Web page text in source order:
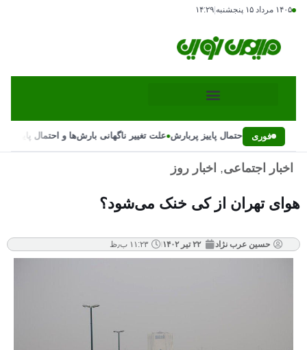
۱۴۰۵ مرداد ۱۵ پنجشنبه ۱۴:۲۹
فوری
بارش‌ها و احتمال پاییز پربارش•علت تغییر ناگهانی بارش‌ها و احتمال پاییز
اخبار اجتماعی, اخبار روز
هوای تهران از کی خنک می‌شود؟
حسین عرب نژاد ۲۲ تیر ۱۴۰۲ ۱۱:۲۳ ب٫ظ